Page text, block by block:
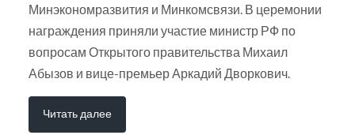
Минэкономразвития и Минкомсвязи. В церемонии
награждения приняли участие министр РФ по
вопросам Открытого правительства Михаил
Абызов и вице-премьер Аркадий Дворкович.
Читать далее